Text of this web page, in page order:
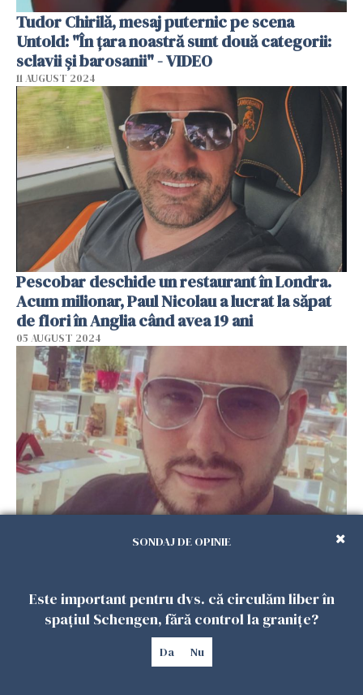
Tudor Chirilă, mesaj puternic pe scena
Untold: "În țara noastră sunt două categorii:
sclavii și barosanii" - VIDEO
11 AUGUST 2024
Pescobar deschide un restaurant în Londra.
Acum milionar, Paul Nicolau a lucrat la săpat
de flori în Anglia când avea 19 ani
05 AUGUST 2024
Cauza morții lui Andrei Versace. Au ieșit
SONDAJ DE OPINIE
Este important pentru dvs. că circulăm liber în
spațiul Schengen, fără control la granițe?
Da Nu